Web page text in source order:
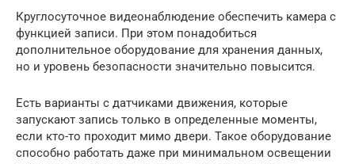
Круглосуточное видеонаблюдение обеспечить камера с
функцией записи. При этом понадобиться
дополнительное оборудование для хранения данных,
но и уровень безопасности значительно повысится.
Есть варианты с датчиками движения, которые
запускают запись только в определенные моменты,
если кто-то проходит мимо двери. Такое оборудование
способно работать даже при минимальном освещении